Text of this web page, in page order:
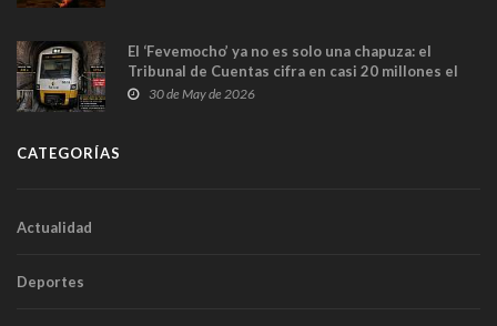
El ‘Fevemocho’ ya no es solo una chapuza: el
Tribunal de Cuentas cifra en casi 20 millones el
sobrecoste de los trenes que no cabían por los
30 de May de 2026
CATEGORÍAS
Actualidad
Deportes